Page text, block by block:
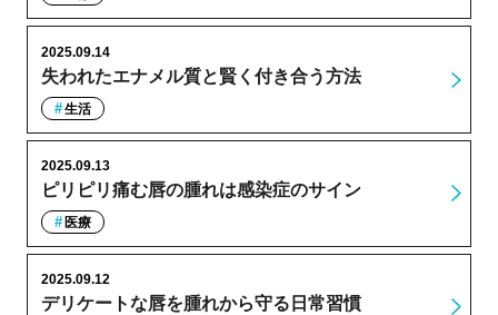
失われたエナメル質と賢く付き合う方法
2025.09.14
生活
ピリピリ痛む唇の腫れは感染症のサイン
2025.09.13
医療
デリケートな唇を腫れから守る日常習慣
2025.09.12